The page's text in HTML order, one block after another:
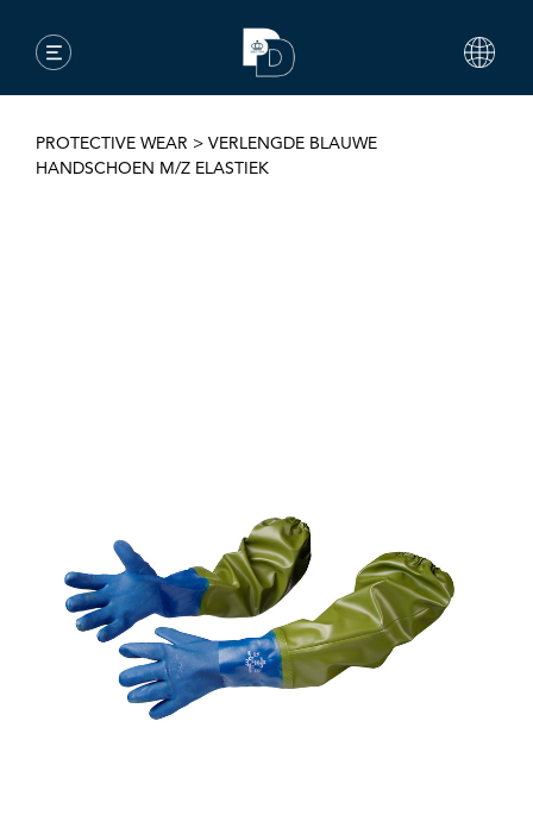
PROTECTIVE WEAR > VERLENGDE BLAUWE
HANDSCHOEN M/Z ELASTIEK